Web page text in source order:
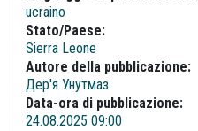
ucraino
Stato/Paese:
Sierra Leone
Autore della pubblicazione:
Дер′я Унутмаз
Data-ora di pubblicazione:
24.08.2025 09:00